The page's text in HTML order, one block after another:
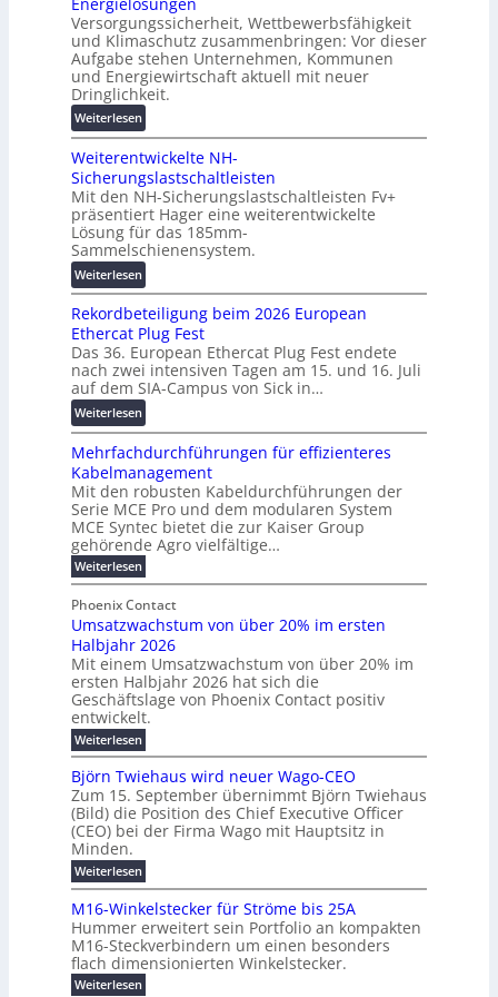
ö
s
u
n
g
e
n
n
d
d
i
g
i
t
a
l
e
T
r
a
n
s
p
a
r
e
n
z
c
h
i
n
e
n
b
a
u
:
F
o
r
s
h
u
n
g
s
f
r
d
e
r
u
n
g
b
r
a
u
c
h
t
m
e
h
r
T
m
p
o
u
n
d
w
Versorgungssicherheit, Wettbewerbsfähigkeit
und Klimaschutz zusammenbringen: Vor dieser
Aufgabe stehen Unternehmen, Kommunen
und Energiewirtschaft aktuell mit neuer
Dringlichkeit.
Weiterlesen:
V
o
l
t
a
-
X
2
0
2
7
w
i
r
d
z
u
m
E
n
e
r
g
u
b
f
ü
r
m
o
d
e
r
n
e
E
e
r
g
i
Weiterentwickelte NH-
Sicherungslastschaltleisten
Mit den NH-Sicherungslastschaltleisten Fv+
präsentiert Hager eine weiterentwickelte
Lösung für das 185mm-
Sammelschienensystem.
Weiterlesen:
W
e
i
t
e
r
e
n
t
w
i
c
k
e
l
e
N
H
-
S
i
c
h
e
r
u
n
s
l
a
s
t
s
c
Rekordbeteiligung beim 2026 European
Ethercat Plug Fest
Das 36. European Ethercat Plug Fest endete
nach zwei intensiven Tagen am 15. und 16. Juli
auf dem SIA-Campus von Sick in…
Weiterlesen:
R
e
k
o
r
d
b
e
e
i
l
i
g
u
n
g
b
e
i
m
0
2
6
E
u
r
o
Mehrfachdurchführungen für effizienteres
Kabelmanagement
Mit den robusten Kabeldurchführungen der
Serie MCE Pro und dem modularen System
MCE Syntec bietet die zur Kaiser Group
gehörende Agro vielfältige…
Weiterlesen:
M
h
r
f
a
c
h
d
u
r
c
f
ü
h
r
n
g
e
n
f
ü
r
e
ff
Phoenix Contact
Umsatzwachstum von über 20% im ersten
Halbjahr 2026
Mit einem Umsatzwachstum von über 20% im
ersten Halbjahr 2026 hat sich die
Geschäftslage von Phoenix Contact positiv
entwickelt.
Weiterlesen:
U
m
s
a
t
z
a
c
h
s
t
u
m
v
o
Björn Twiehaus wird neuer Wago-CEO
Zum 15. September übernimmt Björn Twiehaus
(Bild) die Position des Chief Executive Officer
(CEO) bei der Firma Wago mit Hauptsitz in
Minden.
Weiterlesen:
B
ö
r
n
T
w
M16-Winkelstecker für Ströme bis 25A
Hummer erweitert sein Portfolio an kompakten
M16-Steckverbindern um einen besonders
flach dimensionierten Winkelstecker.
Weiterlesen: